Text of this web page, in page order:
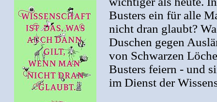
Busters ein für alle
nicht dran glaubt?
Duschen gegen
von Schwarzen
Busters feiern - und
im Dienst der